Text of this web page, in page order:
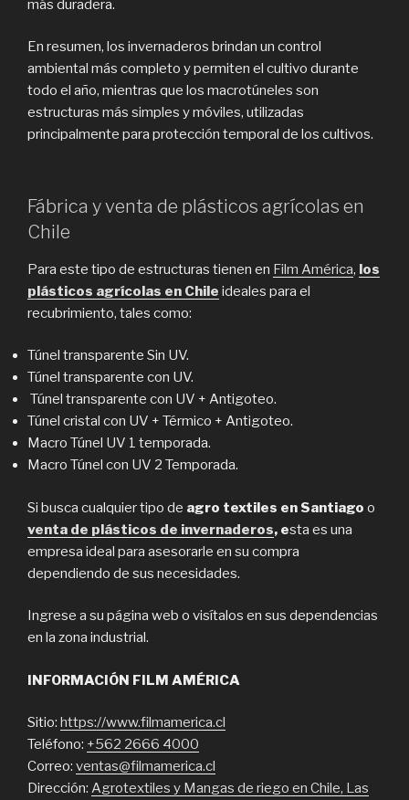
más duradera.
En resumen, los invernaderos brindan un control
ambiental más completo y permiten el cultivo durante
todo el año, mientras que los macrotúneles son
estructuras más simples y móviles, utilizadas
principalmente para protección temporal de los cultivos.
Fábrica y venta de plásticos agrícolas en
Chile
Para este tipo de estructuras tienen en Film América, los
plásticos agrícolas en Chile ideales para el
recubrimiento, tales como:
Túnel transparente Sin UV.
Túnel transparente con UV.
Túnel transparente con UV + Antigoteo.
Túnel cristal con UV + Térmico + Antigoteo.
Macro Túnel UV 1 temporada.
Macro Túnel con UV 2 Temporada.
Si busca cualquier tipo de agro textiles en Santiago o
venta de plásticos de invernaderos, esta es una
empresa ideal para asesorarle en su compra
dependiendo de sus necesidades.
Ingrese a su página web o visítalos en sus dependencias
en la zona industrial.
INFORMACIÓN FILM AMÉRICA
Sitio: https://www.filmamerica.cl
Teléfono: +562 2666 4000
Correo: ventas@filmamerica.cl
Dirección: Agrotextiles y Mangas de riego en Chile, Las